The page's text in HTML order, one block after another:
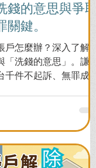
的意思與爭取
鍵。
戶怎麼辦？深入了解
「洗錢的意思」。謙聖
件不起訴、無罪成功